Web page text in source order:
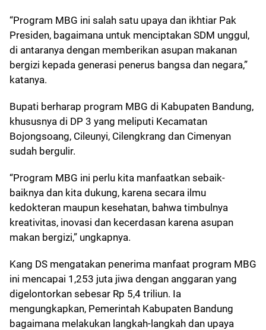
“Program MBG ini salah satu upaya dan ikhtiar Pak
Presiden, bagaimana untuk menciptakan SDM unggul,
di antaranya dengan memberikan asupan makanan
bergizi kepada generasi penerus bangsa dan negara,”
katanya.
Bupati berharap program MBG di Kabupaten Bandung,
khususnya di DP 3 yang meliputi Kecamatan
Bojongsoang, Cileunyi, Cilengkrang dan Cimenyan
sudah bergulir.
“Program MBG ini perlu kita manfaatkan sebaik-
baiknya dan kita dukung, karena secara ilmu
kedokteran maupun kesehatan, bahwa timbulnya
kreativitas, inovasi dan kecerdasan karena asupan
makan bergizi,” ungkapnya.
Kang DS mengatakan penerima manfaat program MBG
ini mencapai 1,253 juta jiwa dengan anggaran yang
digelontorkan sebesar Rp 5,4 triliun. Ia
mengungkapkan, Pemerintah Kabupaten Bandung
bagaimana melakukan langkah-langkah dan upaya